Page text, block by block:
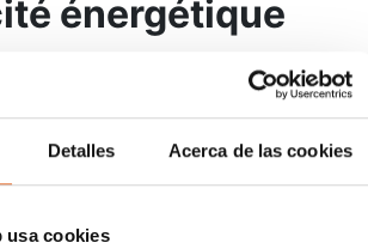
Detalles Acerca de las cookies
usa cookies
énergétique
qu’environnemental. La
d’énergie permet non
les coûts d’exploitation, mais
En outre, les pouvoirs publics offrent